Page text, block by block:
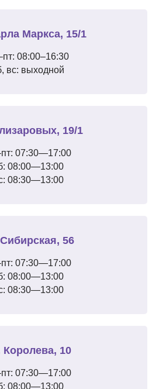
Маркса, 15/1
08:00–16:30
вс: выходной
19/1
07:30—17:00
08:00—13:00
08:30—13:00
56
07:30—17:00
08:00—13:00
08:30—13:00
Королева, 10
07:30—17:00
08:00—13:00